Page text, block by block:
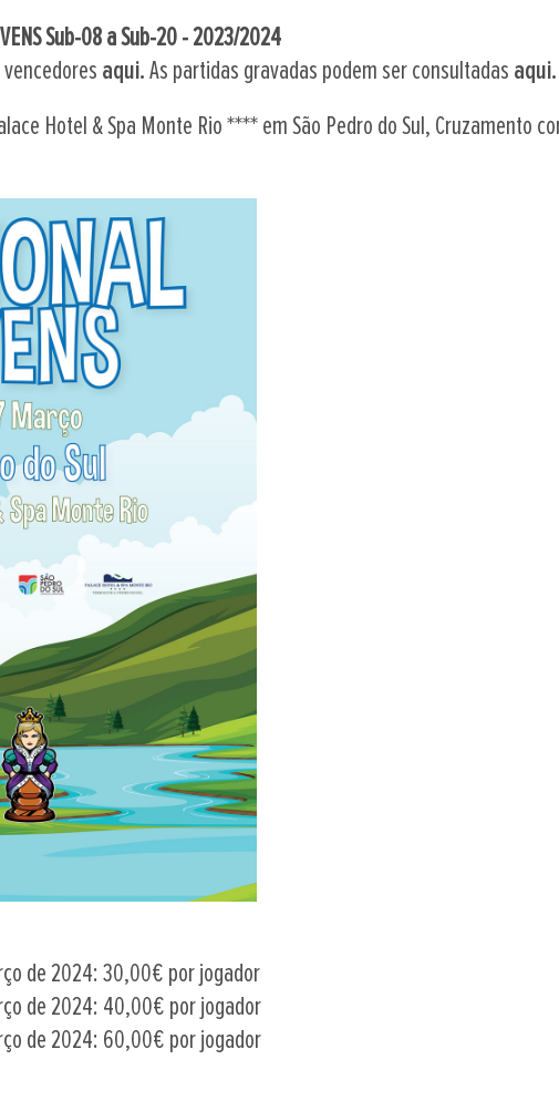
Sub-08 a Sub-20 - 2023/2024
aqui. As partidas gravadas podem ser consultadas aqui.
Hotel & Spa Monte Rio **** em São Pedro do Sul, Cruzamento
de 2024: 30,00€ por jogador
de 2024: 40,00€ por jogador
de 2024: 60,00€ por jogador